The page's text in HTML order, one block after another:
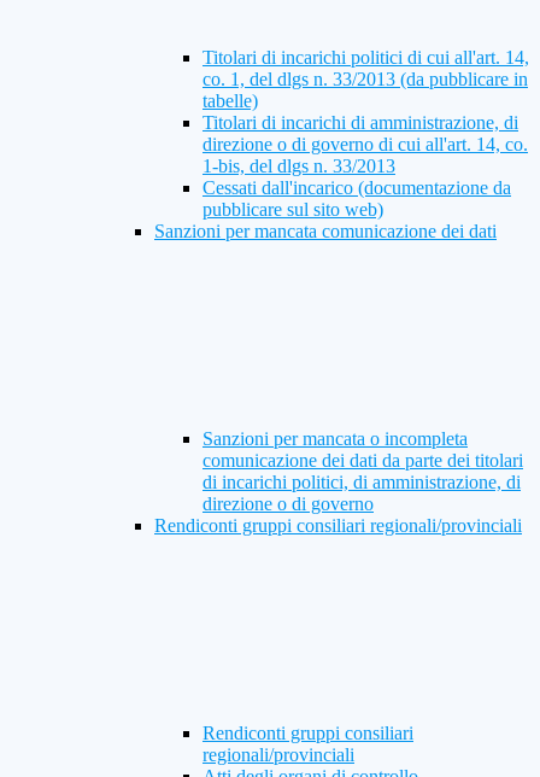
Titolari di incarichi politici di cui all'art. 14,
co. 1, del dlgs n. 33/2013 (da pubblicare in
tabelle)
Titolari di incarichi di amministrazione, di
direzione o di governo di cui all'art. 14, co.
1-bis, del dlgs n. 33/2013
Cessati dall'incarico (documentazione da
pubblicare sul sito web)
Sanzioni per mancata comunicazione dei dati
Sanzioni per mancata o incompleta
comunicazione dei dati da parte dei titolari
di incarichi politici, di amministrazione, di
direzione o di governo
Rendiconti gruppi consiliari regionali/provinciali
Rendiconti gruppi consiliari
regionali/provinciali